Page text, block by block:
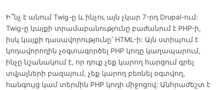
Ի՞նչ է անում Twig-ը և ինչու այն չկար 7-րդ Drupal-ում:
Twig-ը կայքի տրամաբանությունը բաժանում է PHP-ի,
իսկ կայքի դասավորությունը՝ HTML-ի: Այն ստիպում է
կոդավորողին չօգտագործել PHP կոդը կաղապարում,
ինչը նշանակում է, որ դուք չեք կարող հարցում գրել
տվյալների բազայում, չեք կարող բեռնել օգտվող,
հանգույց կամ տերմին PHP կոդի միջոցով: Անհրաժեշտ է